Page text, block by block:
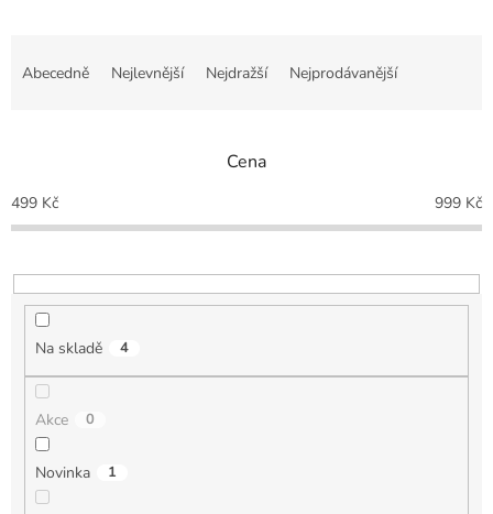
p
r
o
u
Abecedně Nejlevnější Nejdražší Nejprodávanější
Cena
499 Kč 999 Kč
Na skladě 4
Akce 0
Novinka 1